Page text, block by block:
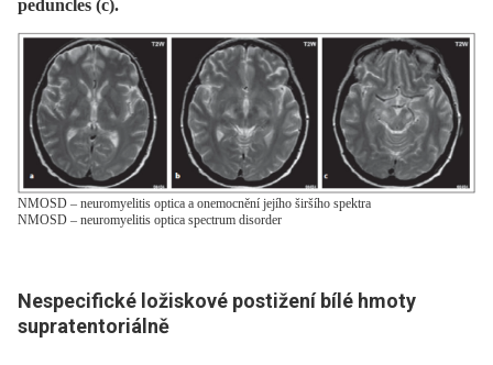
peduncles (c).
NMOSD – neuromyelitis optica a onemocnění jejího širšího spektra
NMOSD – neuromyelitis optica spectrum disorder
Nespecifické ložiskové postižení bílé hmoty
supratentoriálně